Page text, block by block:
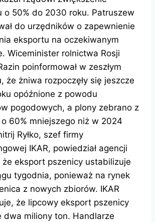
o 50% do 2030 roku. Patruszew
do urzędników o zapewnienie
eksportu na oczekiwanym
Wiceminister rolnictwa Rosji
poinformował w zeszłym
że żniwa rozpoczęły się jeszcze
opóźnione z powodu
pogodowych, a plony zebrano z
60% mniejszego niż w 2024
Ryłko, szef firmy
IKAR, powiedział agencji
że eksport pszenicy ustabilizuje
tygodnia, ponieważ na rynek
z nowych zbiorów. IKAR
że lipcowy eksport pszenicy
dwa miliony ton. Handlarze